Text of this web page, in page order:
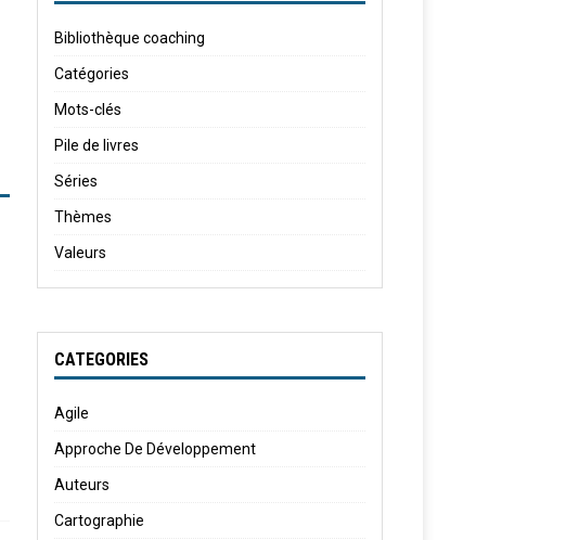
Bibliothèque coaching
Catégories
Mots-clés
Pile de livres
Séries
Thèmes
Valeurs
CATEGORIES
Agile
Approche De Développement
Auteurs
Cartographie